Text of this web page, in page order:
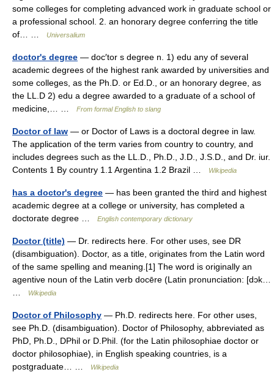
some colleges for completing advanced work in graduate school or
a professional school. 2. an honorary degree conferring the title
of… …
Universalium
doctor's degree — doc′tor s degree n. 1) edu any of several
academic degrees of the highest rank awarded by universities and
some colleges, as the Ph.D. or Ed.D., or an honorary degree, as
the LL.D 2) edu a degree awarded to a graduate of a school of
medicine,… …
From formal English to slang
Doctor of law — or Doctor of Laws is a doctoral degree in law.
The application of the term varies from country to country, and
includes degrees such as the LL.D., Ph.D., J.D., J.S.D., and Dr. iur.
Contents 1 By country 1.1 Argentina 1.2 Brazil …
Wikipedia
has a doctor's degree — has been granted the third and highest
academic degree at a college or university, has completed a
doctorate degree …
English contemporary dictionary
Doctor (title) — Dr. redirects here. For other uses, see DR
(disambiguation). Doctor, as a title, originates from the Latin word
of the same spelling and meaning.[1] The word is originally an
agentive noun of the Latin verb docēre (Latin pronunciation: [dɔk…
Wikipedia
Doctor of Philosophy — Ph.D. redirects here. For other uses,
see Ph.D. (disambiguation). Doctor of Philosophy, abbreviated as
PhD, Ph.D., DPhil or D.Phil. (for the Latin philosophiae doctor or
doctor philosophiae), in English speaking countries, is a
postgraduate… …
Wikipedia